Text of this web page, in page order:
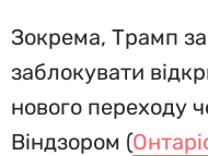
Зокрема, Трамп
заблокувати
нового переходу
Віндзором (